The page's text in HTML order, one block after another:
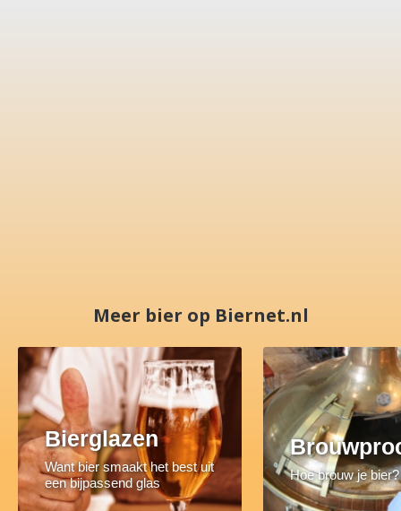
Meer bier op Biernet.nl
Bierglazen
Want bier smaakt het best uit
een bijpassend glas
Hoe brouw je bier?